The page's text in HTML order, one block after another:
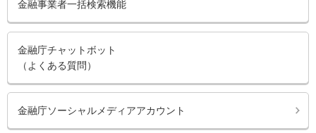
金融事業者一括検索機能
金融庁チャットボット
（よくある質問）
金融庁ソーシャルメディアアカウント